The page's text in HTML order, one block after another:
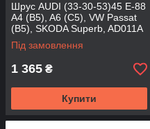
Шрус AUDI (33-30-53)45 E-88
A4 (B5), A6 (C5), VW Passat
(B5), SKODA Superb, AD011A
(DSP)
Під замовлення
1 365 ₴
Купити